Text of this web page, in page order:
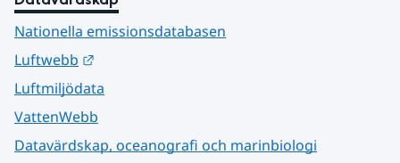
Nationella emissionsdatabasen
Luftwebb
Luftmiljödata
VattenWebb
Datavärdskap, oceanografi och marinbiologi